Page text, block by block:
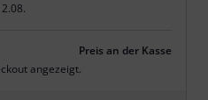
Preis an der Kasse
angezeigt.